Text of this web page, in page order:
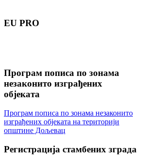
EU PRO
Програм пописа по зонама
незаконито изграђених
објеката
Програм пописа по зонама незаконито
изграђених објеката на територији
општине Дољевац
Регистрација стамбених зграда